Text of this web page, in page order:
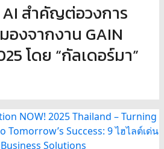
สำคัญต่อวงการ
องจากงาน GAIN
โดย “กัลเดอร์มา”